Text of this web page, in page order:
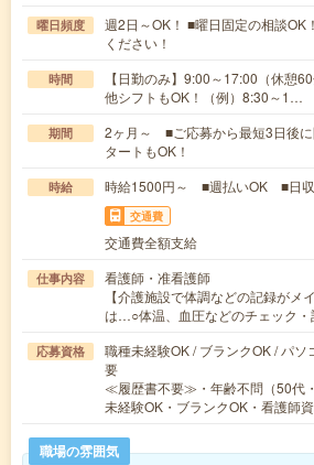
曜日頻度
週2日～OK！ ■曜日固定の相談OK
ください！
時間
【日勤のみ】9:00～17:00（休憩
他シフトもOK！（例）8:30～1…
期間
2ヶ月～ ■ご応募から最短3日後
タートもOK！
時給 時給1500円～ ■週払いOK ■日収
交通費
交通費全額支給
仕事内容
看護師・准看護師
【介護施設で体調などの記録が
は…○体温、血圧などのチェック
応募資格
職種未経験OK / ブランクOK / パソ
要
≪履歴書不要≫・年齢不問（50代
未経験OK・ブランクOK・看護師
職場の雰囲気